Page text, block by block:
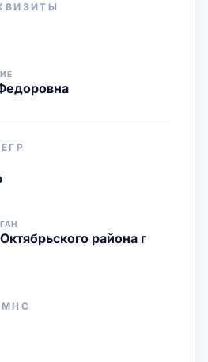
района г
МНС